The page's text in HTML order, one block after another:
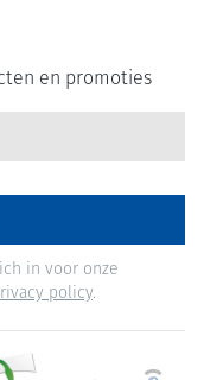
en promoties
in voor onze
policy.